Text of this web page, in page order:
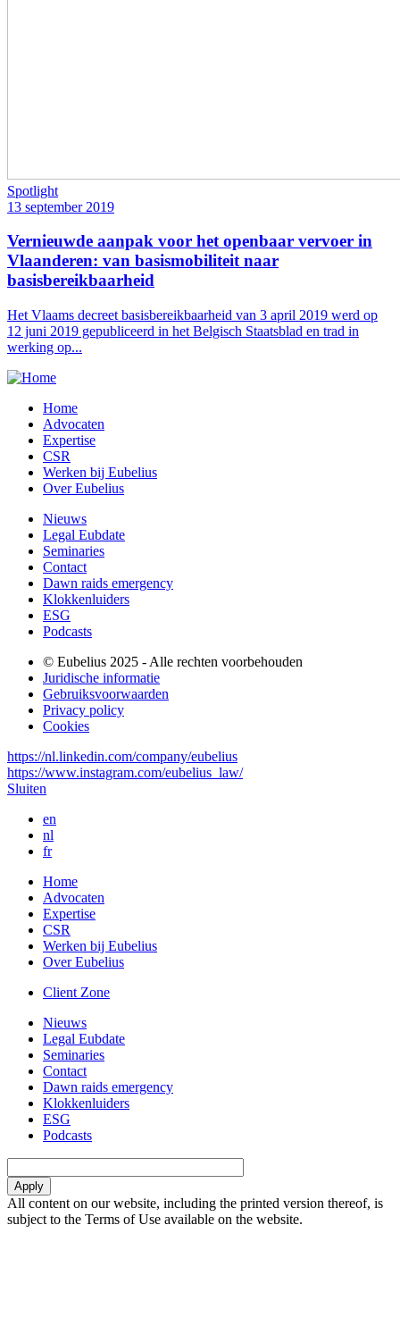
Spotlight
13 september 2019
Vernieuwde aanpak voor het openbaar vervoer in
Vlaanderen: van basismobiliteit naar
basisbereikbaarheid
Het Vlaams decreet basisbereikbaarheid van 3 april 2019 werd op
12 juni 2019 gepubliceerd in het Belgisch Staatsblad en trad in
werking op...
Home
Advocaten
Expertise
CSR
Werken bij Eubelius
Over Eubelius
Nieuws
Legal Eubdate
Seminaries
Contact
Dawn raids emergency
Klokkenluiders
ESG
Podcasts
© Eubelius 2025 - Alle rechten voorbehouden
Juridische informatie
Gebruiksvoorwaarden
Privacy policy
Cookies
https://nl.linkedin.com/company/eubelius
https://www.instagram.com/eubelius_law/
Sluiten
en
nl
fr
Home
Advocaten
Expertise
CSR
Werken bij Eubelius
Over Eubelius
Client Zone
Nieuws
Legal Eubdate
Seminaries
Contact
Dawn raids emergency
Klokkenluiders
ESG
Podcasts
All content on our website, including the printed version thereof, is
subject to the Terms of Use available on the website.